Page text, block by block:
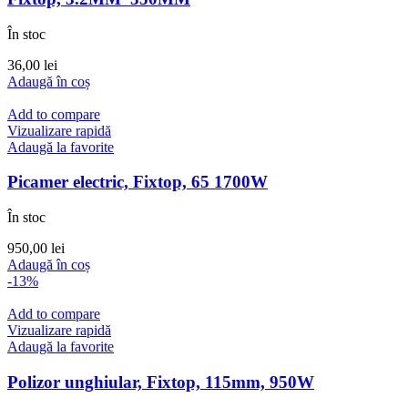
În stoc
36,00 lei
Adaugă în coș
Add to compare
Vizualizare rapidă
Adaugă la favorite
Picamer electric, Fixtop, 65 1700W
În stoc
950,00 lei
Adaugă în coș
-13%
Add to compare
Vizualizare rapidă
Adaugă la favorite
Polizor unghiular, Fixtop, 115mm, 950W